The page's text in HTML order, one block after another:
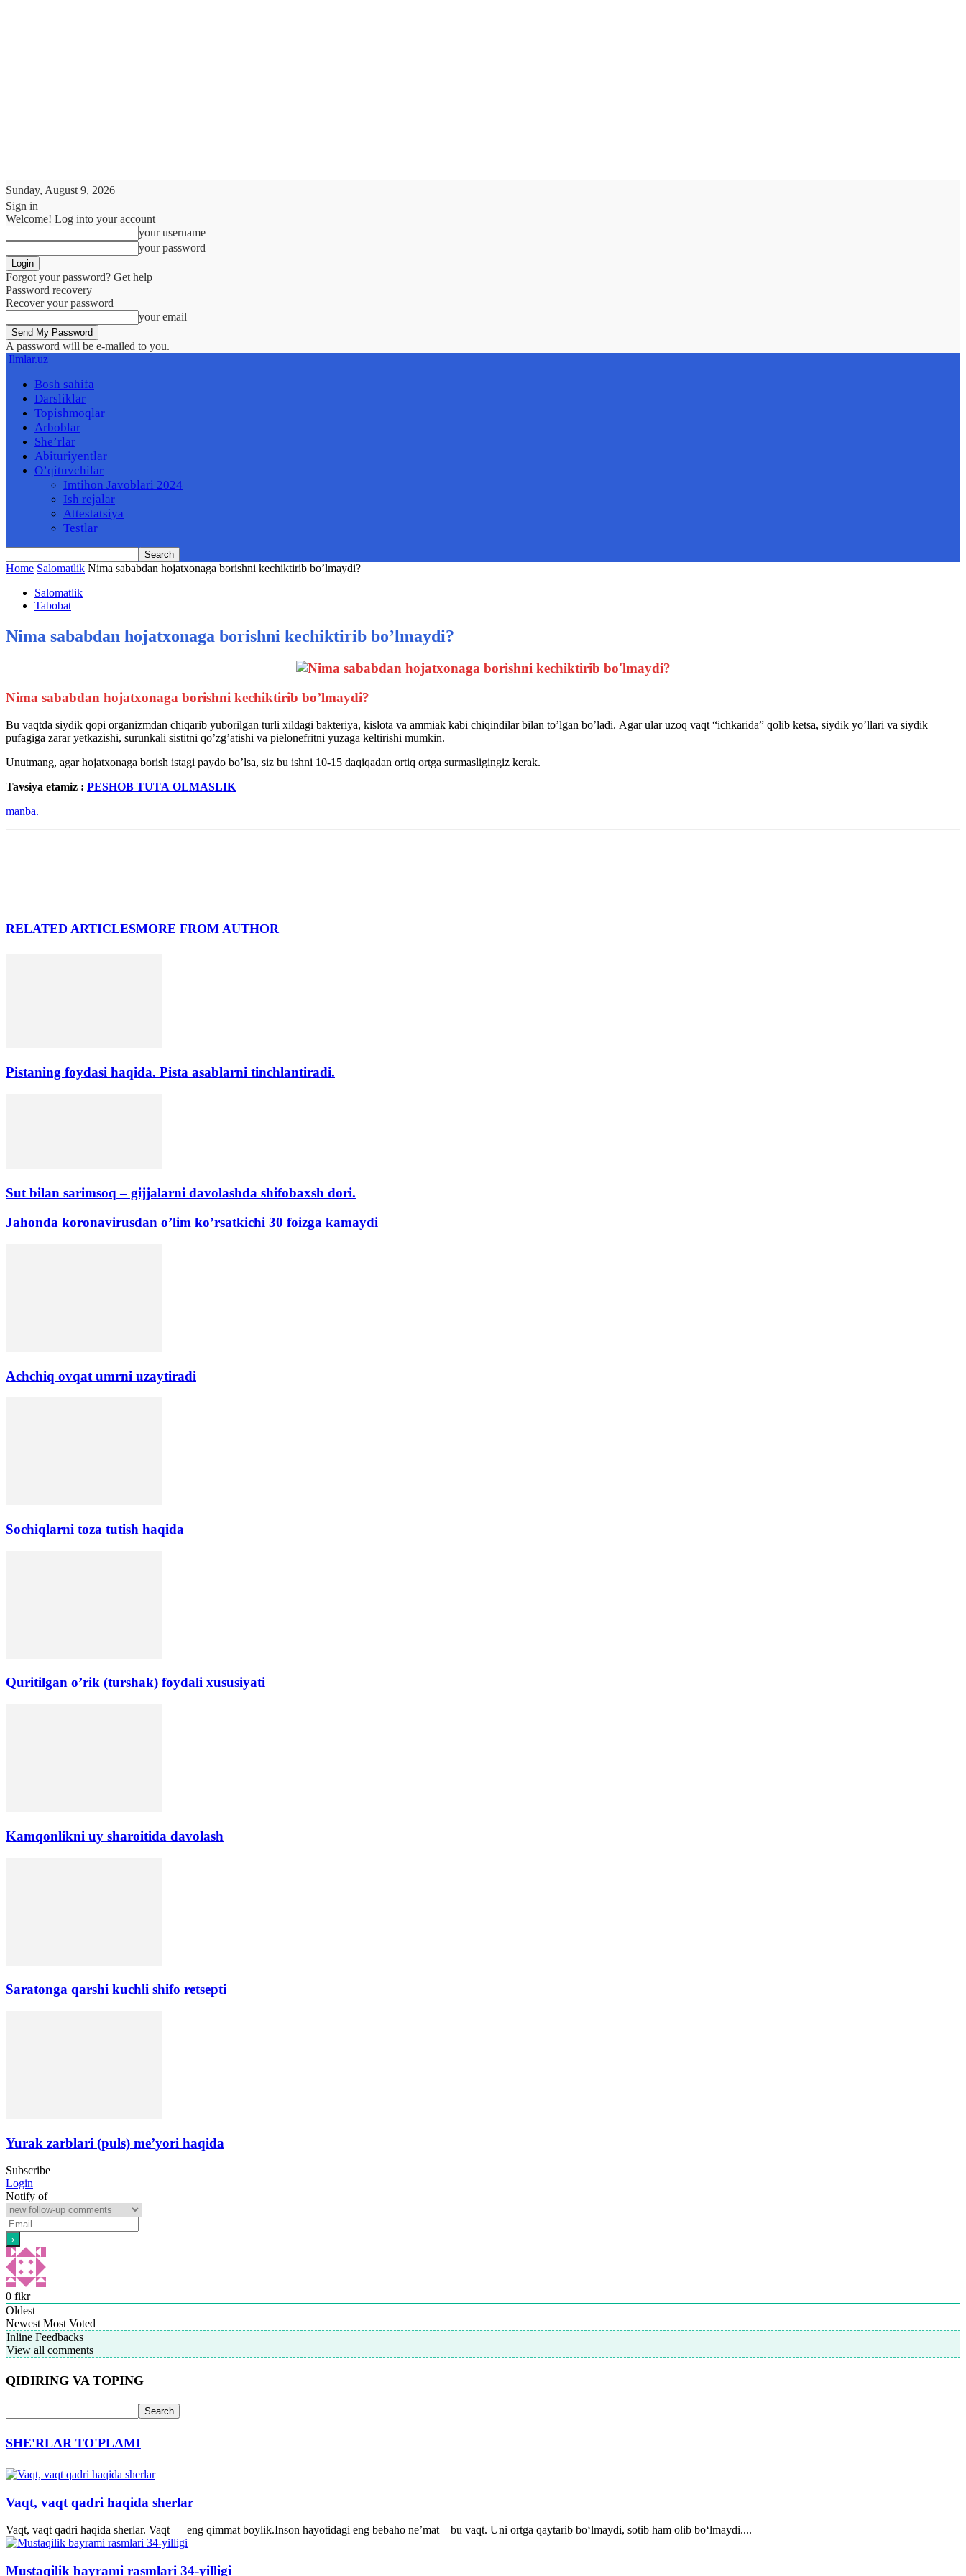
Sunday, August 9, 2026
Sign in
Welcome! Log into your account
your username
your password
Forgot your password? Get help
Password recovery
Recover your password
your email
A password will be e-mailed to you.
Ilmlar.uz
Bosh sahifa
Darsliklar
Topishmoqlar
Arboblar
She’rlar
Abituriyentlar
O’qituvchilar
Imtihon Javoblari 2024
Ish rejalar
Attestatsiya
Testlar
Home Salomatlik Nima sababdan hojatxonaga borishni kechiktirib bo’lmaydi?
Salomatlik
Tabobat
Nima sababdan hojatxonaga borishni kechiktirib bo’lmaydi?
Nima sababdan hojatxonaga borishni kechiktirib bo’lmaydi?
Bu vaqtda siydik qopi organizmdan chiqarib yuborilgan turli xildagi bakteriya, kislota va ammiak kabi chiqindilar bilan toʼlgan boʼladi. Аgar ular uzoq vaqt “ichkarida” qolib ketsa, siydik yoʼllari va siydik
pufagiga zarar yetkazishi, surunkali sistitni qoʼzgʼatishi va pielonefritni yuzaga keltirishi mumkin.
Unutmang, agar hojatxonaga borish istagi paydo boʼlsa, siz bu ishni 10-15 daqiqadan ortiq ortga surmasligingiz kerak.
Tavsiya etamiz : PESHOB TUTА OLMАSLIK
manba.
RELATED ARTICLESMORE FROM AUTHOR
Pistaning foydasi haqida. Pista asablarni tinchlantiradi.
Sut bilan sarimsoq – gijjalarni davolashda shifobaxsh dori.
Jahonda koronavirusdan o’lim koʼrsatkichi 30 foizga kamaydi
Аchchiq ovqat umrni uzaytiradi
Sochiqlarni toza tutish haqida
Quritilgan o’rik (turshak) foydali xususiyati
Kamqonlikni uy sharoitida davolash
Saratonga qarshi kuchli shifo retsepti
Yurak zarblari (puls) me’yori haqida
Subscribe
Login
Notify of
0 fikr
Oldest
Newest Most Voted
Inline Feedbacks
View all comments
QIDIRING VA TOPING
SHE'RLAR TO'PLAMI
Vaqt, vaqt qadri haqida sherlar
Vaqt, vaqt qadri haqida sherlar. Vaqt — eng qimmat boylik.Inson hayotidagi eng bebaho ne’mat – bu vaqt. Uni ortga qaytarib bo‘lmaydi, sotib ham olib bo‘lmaydi....
Mustaqilik bayrami rasmlari 34-yilligi